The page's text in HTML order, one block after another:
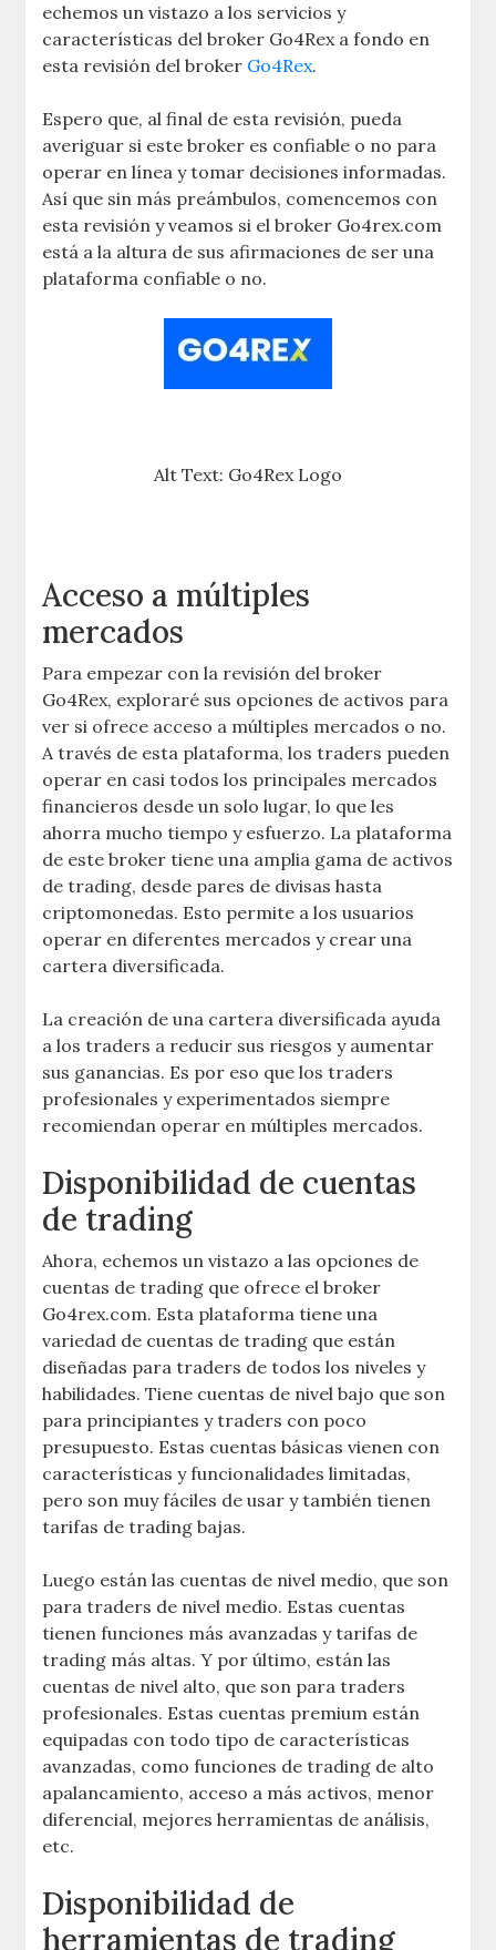
echemos un vistazo a los servicios y
características del broker Go4Rex a fondo en
esta revisión del broker Go4Rex.
Espero que, al final de esta revisión, pueda
averiguar si este broker es confiable o no para
operar en línea y tomar decisiones informadas.
Así que sin más preámbulos, comencemos con
esta revisión y veamos si el broker Go4rex.com
está a la altura de sus afirmaciones de ser una
plataforma confiable o no.
Alt Text: Go4Rex Logo
Acceso a múltiples
mercados
Para empezar con la revisión del broker
Go4Rex, exploraré sus opciones de activos para
ver si ofrece acceso a múltiples mercados o no.
A través de esta plataforma, los traders pueden
operar en casi todos los principales mercados
financieros desde un solo lugar, lo que les
ahorra mucho tiempo y esfuerzo. La plataforma
de este broker tiene una amplia gama de activos
de trading, desde pares de divisas hasta
criptomonedas. Esto permite a los usuarios
operar en diferentes mercados y crear una
cartera diversificada.
La creación de una cartera diversificada ayuda
a los traders a reducir sus riesgos y aumentar
sus ganancias. Es por eso que los traders
profesionales y experimentados siempre
recomiendan operar en múltiples mercados.
Disponibilidad de cuentas
de trading
Ahora, echemos un vistazo a las opciones de
cuentas de trading que ofrece el broker
Go4rex.com. Esta plataforma tiene una
variedad de cuentas de trading que están
diseñadas para traders de todos los niveles y
habilidades. Tiene cuentas de nivel bajo que son
para principiantes y traders con poco
presupuesto. Estas cuentas básicas vienen con
características y funcionalidades limitadas,
pero son muy fáciles de usar y también tienen
tarifas de trading bajas.
Luego están las cuentas de nivel medio, que son
para traders de nivel medio. Estas cuentas
tienen funciones más avanzadas y tarifas de
trading más altas. Y por último, están las
cuentas de nivel alto, que son para traders
profesionales. Estas cuentas premium están
equipadas con todo tipo de características
avanzadas, como funciones de trading de alto
apalancamiento, acceso a más activos, menor
diferencial, mejores herramientas de análisis,
etc.
Disponibilidad de
herramientas de trading